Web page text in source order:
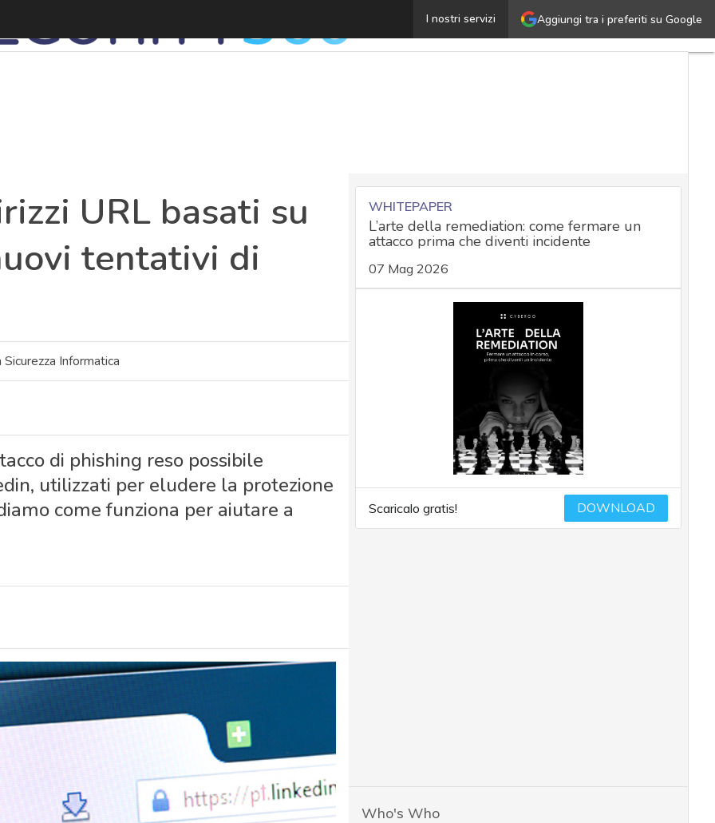
Aggiungi tra i preferiti su Google
I nostri servizi
Attenzione agli indirizzi URL basati su Linkedin,
URL basati su
tentativi di
Informatica
di phishing reso possibile
utilizzati per eludere la protezione
come funziona per aiutare a
WHITEPAPER
L’arte della remediation: come fermare un
attacco prima che diventi incidente
07 Mag 2026
Scaricalo gratis! DOWNLOAD
Who's Who